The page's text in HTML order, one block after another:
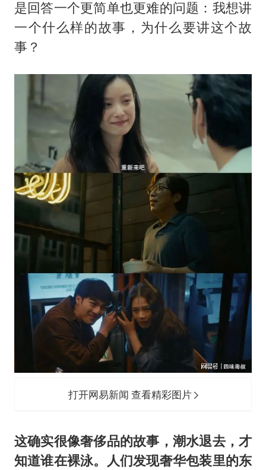
是回答一个更简单也更难的问题：我想讲
一个什么样的故事，为什么要讲这个故
事？
打开网易新闻 查看精彩图片
这确实很像奢侈品的故事，潮水退去，才
知道谁在裸泳。人们发现奢华包装里的东